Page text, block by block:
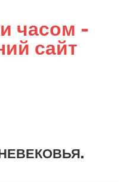
часом –
сайт